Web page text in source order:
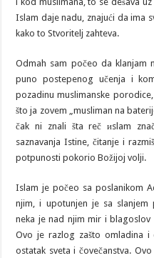
Islam daje nadu, znajući da ima
kako to Stvoritelj zahteva.
Odmah sam počeo da klanjam
puno postepenog učenja i
pozadinu muslimanske
što ja zovem „musliman na
čak ni znali šta reč иslam
saznavanja Istine, čitanje i
potpunosti pokorio Božijoj volji.
Islam je počeo sa poslanikom
njim, i upotunjen je sa slanjem
neka je nad njim mir i
Ovo je razlog zašto omladina
ostatak sveta i čovečanstva.